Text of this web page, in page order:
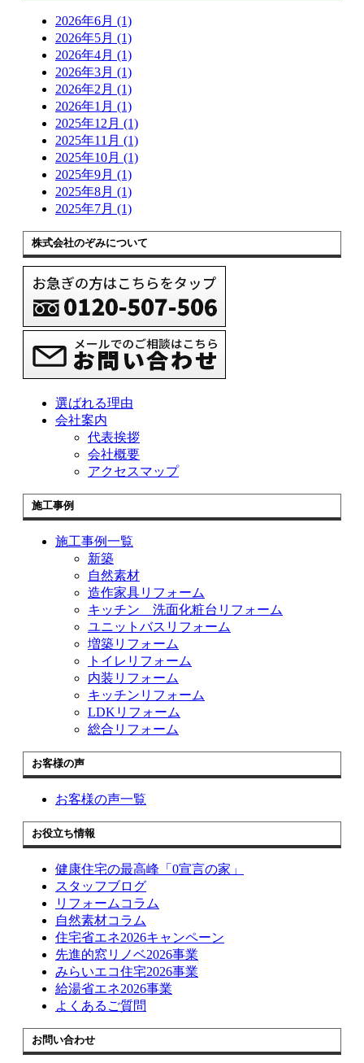
2026年6月 (1)
2026年5月 (1)
2026年4月 (1)
2026年3月 (1)
2026年2月 (1)
2026年1月 (1)
2025年12月 (1)
2025年11月 (1)
2025年10月 (1)
2025年9月 (1)
2025年8月 (1)
2025年7月 (1)
株式会社のぞみについて
選ばれる理由
会社案内
代表挨拶
会社概要
アクセスマップ
施工事例
施工事例一覧
新築
自然素材
造作家具リフォーム
キッチン 洗面化粧台リフォーム
ユニットバスリフォーム
増築リフォーム
トイレリフォーム
内装リフォーム
キッチンリフォーム
LDKリフォーム
総合リフォーム
お客様の声
お客様の声一覧
お役立ち情報
健康住宅の最高峰「0宣言の家」
スタッフブログ
リフォームコラム
自然素材コラム
住宅省エネ2026キャンペーン
先進的窓リノベ2026事業
みらいエコ住宅2026事業
給湯省エネ2026事業
よくあるご質問
お問い合わせ